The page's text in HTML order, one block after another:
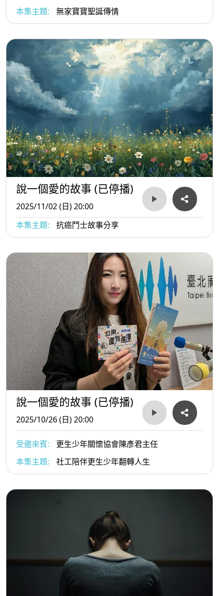
理劉屹倫
本集主題: 無家寶寶聖誕傳情
說一個愛的故事 (已停播)
2025/11/02 (日) 20:00
本集主題:
抗癌鬥士故事分享
說一個愛的故事 (已停播)
2025/10/26 (日) 20:00
受邀來賓:
更生少年關懷協會陳彥君主任
本集主題:
社工陪伴更生少年翻轉人生